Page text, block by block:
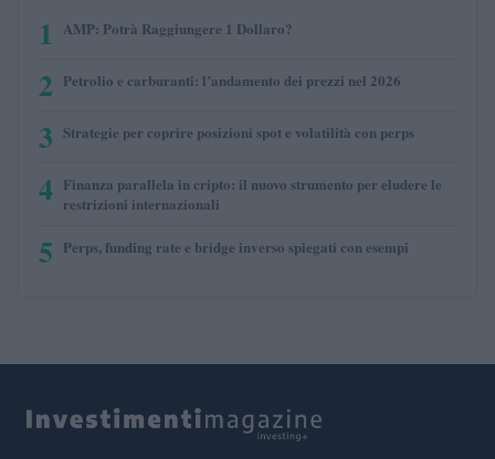
1 AMP: Potrà Raggiungere 1 Dollaro?
2 Petrolio e carburanti: l’andamento dei prezzi nel 2026
3 Strategie per coprire posizioni spot e volatilità con perps
4 Finanza parallela in cripto: il nuovo strumento per eludere le
restrizioni internazionali
5 Perps, funding rate e bridge inverso spiegati con esempi